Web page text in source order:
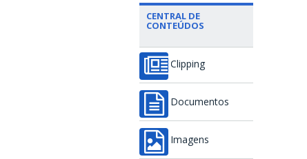
CENTRAL DE
CONTEÚDOS
Clipping
Documentos
Imagens